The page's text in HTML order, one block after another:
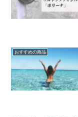
おすすめの商品